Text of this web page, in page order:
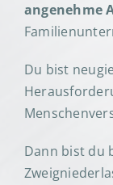
angenehme
Du bist
Dann bist du